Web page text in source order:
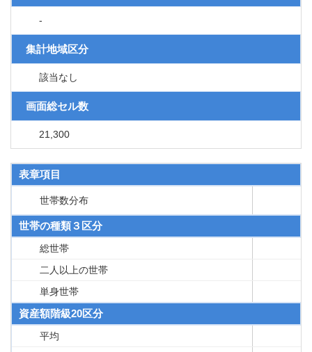
-
集計地域区分
該当なし
画面総セル数
21,300
表章項目
世帯数分布
世帯の種類３区分
総世帯
二人以上の世帯
単身世帯
資産額階級20区分
平均